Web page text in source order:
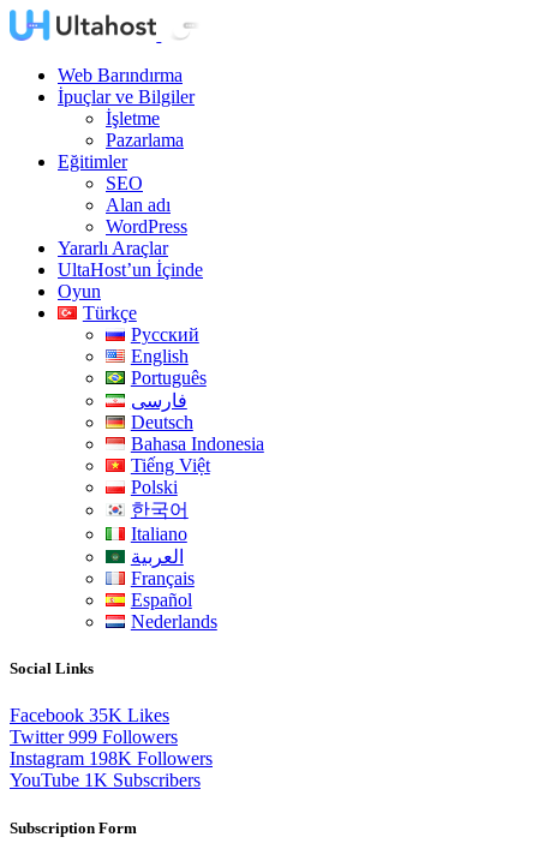
Web Barındırma
İpuçlar ve Bilgiler
İşletme
Pazarlama
Eğitimler
SEO
Alan adı
WordPress
Yararlı Araçlar
UltaHost’un İçinde
Oyun
Türkçe
Русский
English
Português
فارسی
Deutsch
Bahasa Indonesia
Tiếng Việt
Polski
한국어
Italiano
العربية
Français
Español
Nederlands
Social Links
Facebook 35K Likes
Twitter 999 Followers
Instagram 198K Followers
YouTube 1K Subscribers
Subscription Form